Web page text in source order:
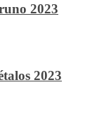
2023
2023